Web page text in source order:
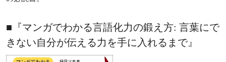
■『マンガでわかる言語化力の鍛え方: 言葉にで
きない自分が伝える力を手に入れるまで』